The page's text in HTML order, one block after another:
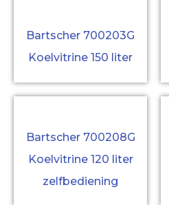
Bartscher 700203G
Koelvitrine 150 liter
Bartscher 700208G
Koelvitrine 120 liter
zelfbediening